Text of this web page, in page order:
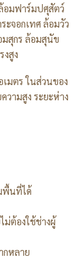
อมฟาร์มปศุสัตว์
ะจอกเทศ ล้อมวัว
สุกร ล้อมสุนัข
งสูง
มตร ในส่วนของ
ามสูง ระยะห่าง
พื้นที่ได้
ม่ต้องใช้ช่างผู้
กหลาย